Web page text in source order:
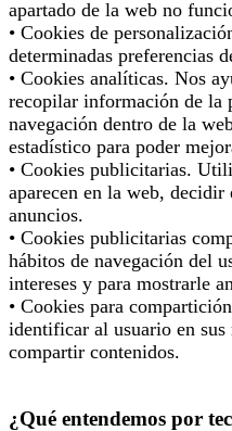
apartado de la web no
• Cookies de
determinadas preferencias
• Cookies analíticas. Nos
recopilar información de la
navegación dentro de la
estadístico para poder
• Cookies publicitarias.
aparecen en la web,
anuncios.
• Cookies publicitarias
hábitos de navegación del
intereses y para mostrarle
• Cookies para
identificar al usuario en
compartir contenidos.
¿Qué entendemos por